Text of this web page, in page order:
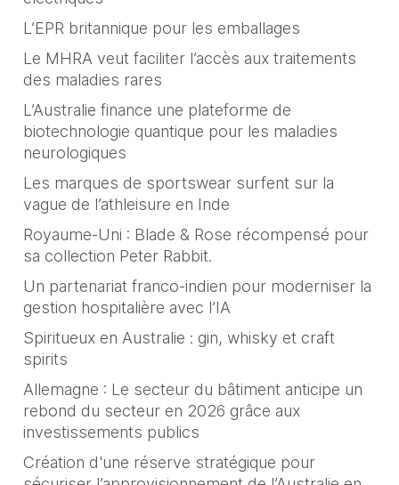
L’EPR britannique pour les emballages
Le MHRA veut faciliter l’accès aux traitements
des maladies rares
L’Australie finance une plateforme de
biotechnologie quantique pour les maladies
neurologiques
Les marques de sportswear surfent sur la
vague de l’athleisure en Inde
Royaume-Uni : Blade & Rose récompensé pour
sa collection Peter Rabbit.
Un partenariat franco-indien pour moderniser la
gestion hospitalière avec l’IA
Spiritueux en Australie : gin, whisky et craft
spirits
Allemagne : Le secteur du bâtiment anticipe un
rebond du secteur en 2026 grâce aux
investissements publics
Création d'une réserve stratégique pour